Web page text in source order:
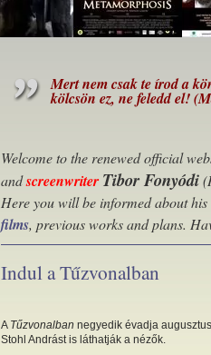
Mert nem csak te írod a
kölcsön ez, ne feledd el!
Welcome to the renewed official
andscreenwriter Tibor Fonyódi
Here you will be informed about
films, previous works and plans.
Indul a Tűzvonalban
A Tűzvonalban negyedik évadja
Stohl Andrást is láthatják a nézők.